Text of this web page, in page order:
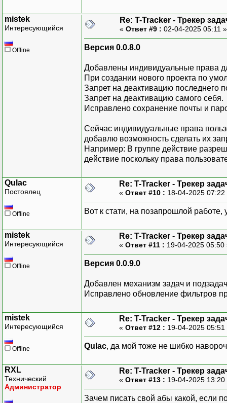
mistek
Интересующийся
Offline
Re: T-Tracker - Трекер
« Ответ #9 : 02-04-2025 05:11
Версия 0.0.8.0
Добавлены индивидуальные права
При создании нового проекта по
Запрет на деактивацию последнего
Запрет на деактивацию самого себя.
Исправлено сохранение почты и
Сейчас индивидуальные права
добавлю возможность сделать их
Например: В группе действие
действие поскольку права
Qulac
Постоялец
Offline
Re: T-Tracker - Трекер
« Ответ #10 : 18-04-2025
Вот к стати, на позапрошлой
mistek
Интересующийся
Offline
Re: T-Tracker - Трекер
« Ответ #11 : 19-04-2025
Версия 0.0.9.0
Добавлен механизм задач и
Исправлено обновление фильтров
mistek
Интересующийся
Offline
Re: T-Tracker - Трекер
« Ответ #12 : 19-04-2025
Qulac, да мой тоже не шибко
RXL
Технический
Администратор
Re: T-Tracker - Трекер
« Ответ #13 : 19-04-2025
Зачем писать свой абы какой, если